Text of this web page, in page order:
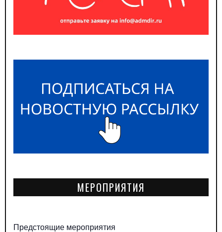
МЕРОПРИЯТИЯ
Предстоящие мероприятия